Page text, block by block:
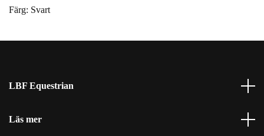
Färg: Svart
LBF Equestrian
Läs mer